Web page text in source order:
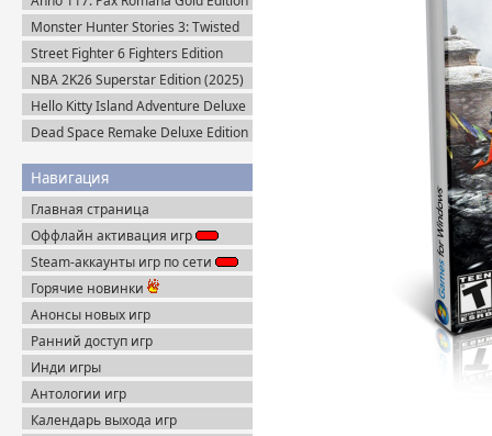
(2025) Uplay-Rip
Monster Hunter Stories 3: Twisted
Reflection (2026) Steam-Rip
Street Fighter 6 Fighters Edition
(2023) Steam-Rip
NBA 2K26 Superstar Edition (2025)
Steam-Rip
Hello Kitty Island Adventure Deluxe
Edition (2025) Steam-Rip
Dead Space Remake Deluxe Edition
Навигация
Главная страница
Оффлайн активация игр
Steam-аккаунты игр по сети
Горячие новинки
Анонсы новых игр
Ранний доступ игр
Инди игры
Антологии игр
Календарь выхода игр